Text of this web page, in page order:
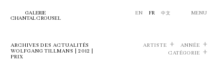
GALERIE
CHANTAL CROUSEL
EN FR 中文 MENU
ARCHIVES DES ACTUALITÉS
WOLFGANG TILLMANS | 2012 |
PRIX
ARTISTE
ANNÉE
CATÉGORIE